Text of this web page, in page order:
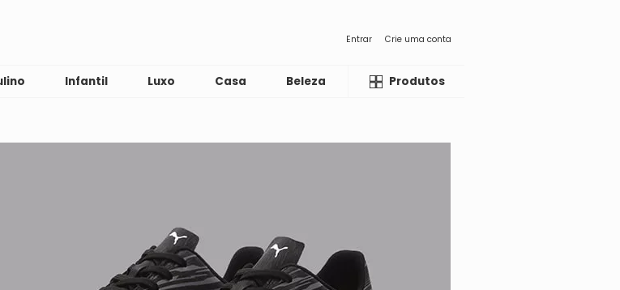
Entrar Crie uma conta
Infantil Luxo Casa Beleza LiquidaProdutos